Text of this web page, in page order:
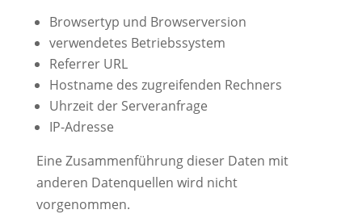
Browsertyp und Browserversion
verwendetes Betriebssystem
Referrer URL
Hostname des zugreifenden Rechners
Uhrzeit der Serveranfrage
IP-Adresse
Eine Zusammenführung dieser Daten mit
anderen Datenquellen wird nicht
vorgenommen.